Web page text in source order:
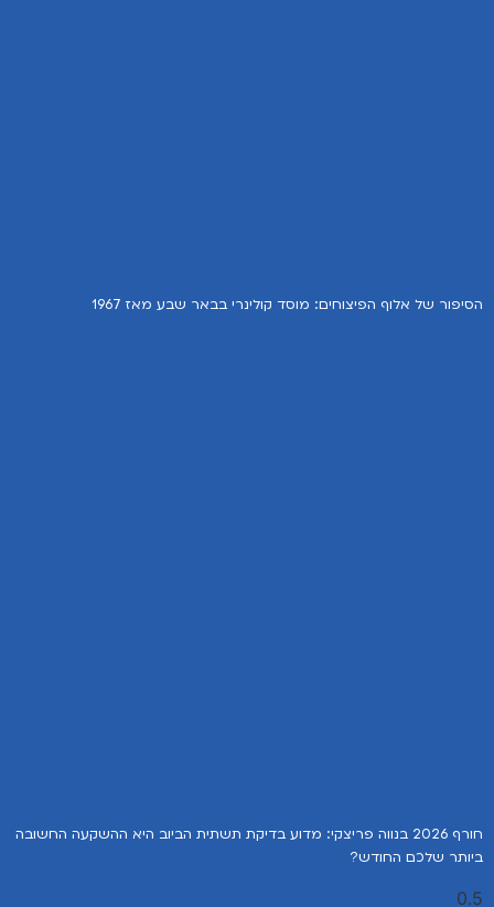
הסיפור של אלוף הפיצוחים: מוסד קולינרי בבאר שבע מאז 1967
חורף 2026 בנווה פריצקי: מדוע בדיקת תשתית הביוב היא ההשקעה החשובה
ביותר שלכם החודש?